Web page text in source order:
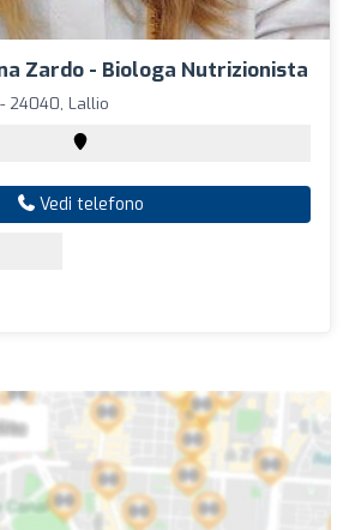
Zardo - Biologa Nutrizionista
24040, Lallio
Vedi telefono